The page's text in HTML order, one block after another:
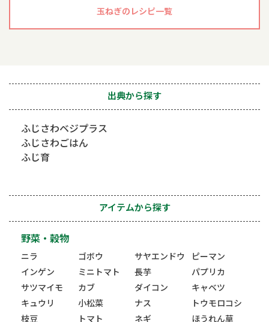
玉ねぎのレシピ一覧
出典から探す
ふじさわベジプラス
ふじさわごはん
ふじ育
アイテムから探す
野菜・穀物
ニラ ゴボウ サヤエンドウ
ピーマン
インゲン
ミニトマト 長芋
パプリカ
サツマイモ
カブ ダイコン
キャベツ
キュウリ
小松菜 ナス
トウモロコシ
枝豆
トマト ネギ
ほうれん草